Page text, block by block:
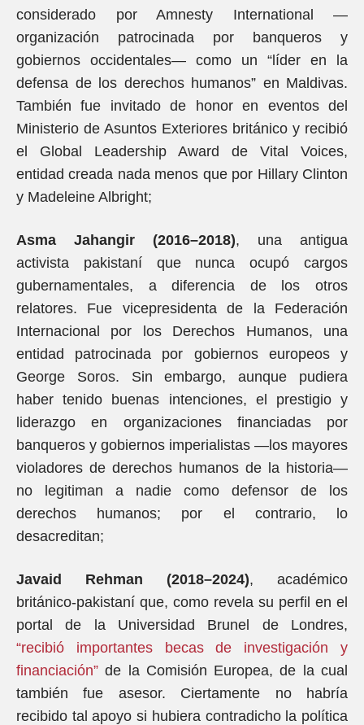
considerado por Amnesty International —
organización patrocinada por banqueros y
gobiernos occidentales— como un “líder en la
defensa de los derechos humanos” en Maldivas.
También fue invitado de honor en eventos del
Ministerio de Asuntos Exteriores británico y recibió
el Global Leadership Award de Vital Voices,
entidad creada nada menos que por Hillary Clinton
y Madeleine Albright;
Asma Jahangir (2016–2018), una antigua
activista pakistaní que nunca ocupó cargos
gubernamentales, a diferencia de los otros
relatores. Fue vicepresidenta de la Federación
Internacional por los Derechos Humanos, una
entidad patrocinada por gobiernos europeos y
George Soros. Sin embargo, aunque pudiera
haber tenido buenas intenciones, el prestigio y
liderazgo en organizaciones financiadas por
banqueros y gobiernos imperialistas —los mayores
violadores de derechos humanos de la historia—
no legitiman a nadie como defensor de los
derechos humanos; por el contrario, lo
desacreditan;
Javaid Rehman (2018–2024), académico
británico-pakistaní que, como revela su perfil en el
portal de la Universidad Brunel de Londres,
“recibió importantes becas de investigación y
financiación” de la Comisión Europea, de la cual
también fue asesor. Ciertamente no habría
recibido tal apoyo si hubiera contradicho la política